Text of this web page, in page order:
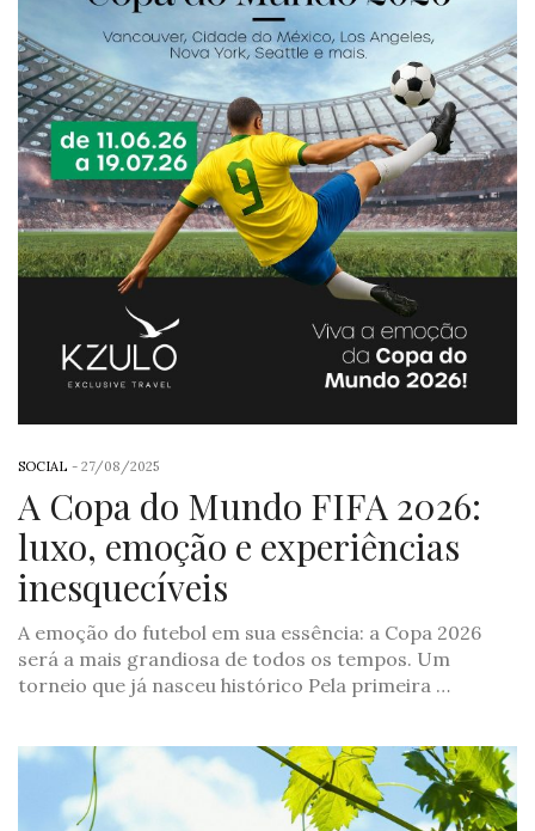
SOCIAL - 27/08/2025
A Copa do Mundo FIFA 2026:
luxo, emoção e experiências
inesquecíveis
A emoção do futebol em sua essência: a Copa 2026
será a mais grandiosa de todos os tempos. Um
torneio que já nasceu histórico Pela primeira …